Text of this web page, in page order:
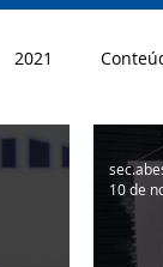
2021
10 de